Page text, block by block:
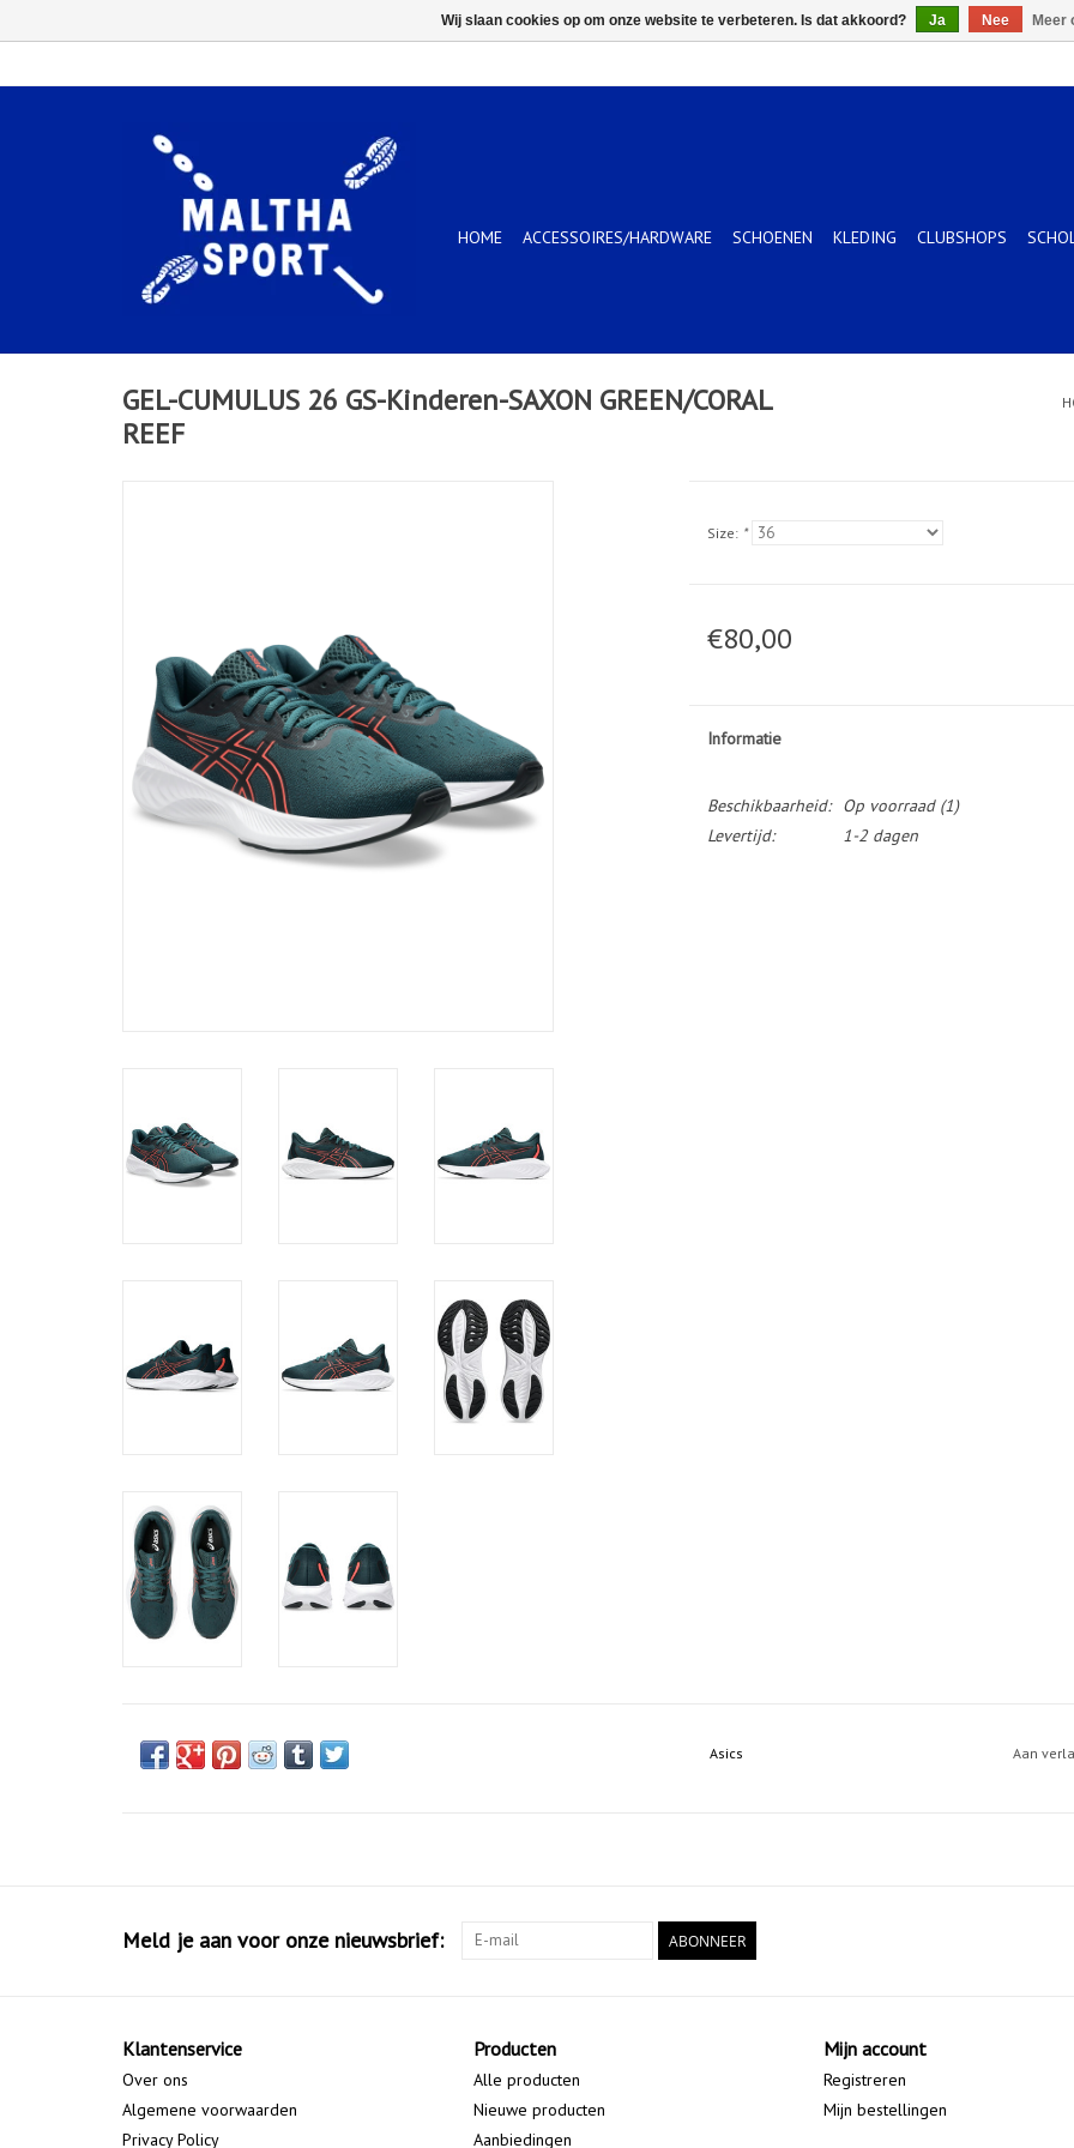
HOME ACCESSOIRES/HARDWARE SCHOENEN KLEDING CLUBSHOPS
GEL-CUMULUS 26 GS-Kinderen-SAXON GREEN/CORAL
REEF
Size: *
€80,00
Informatie
Beschikbaarheid: Op voorraad(1)
Levertijd:
1-2 dagen
Asics Aan
Meld je aan voor onze nieuwsbrief: ABONNEER
Klantenservice
Over ons
Algemene voorwaarden
Privacy Policy
Producten
Alle producten
Nieuwe producten
Aanbiedingen
Mijn account
Registreren
Mijn bestellingen
Wij slaan cookies op om onze website te verbeteren. Is dat akkoord? Ja Nee Meer